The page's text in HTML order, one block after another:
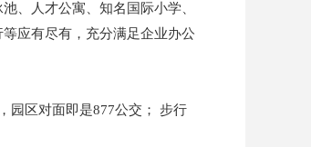
、人才公寓、知名国际小学、
应有尽有，充分满足企业办公
园区对面即是877公交； 步行